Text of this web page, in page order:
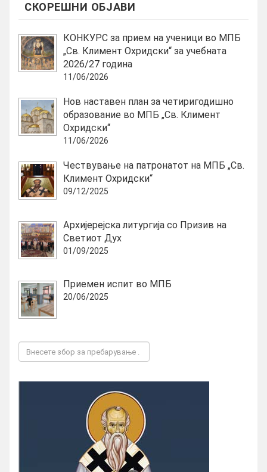
СКОРЕШНИ ОБЈАВИ
КОНКУРС за прием на ученици во МПБ
„Св. Климент Охридски“ за учебната
2026/27 година
11/06/2026
Нов наставен план за четиригодишно
образование во МПБ „Св. Климент
Охридски“
11/06/2026
Чествување на патронатот на МПБ „Св.
Климент Охридски“
09/12/2025
Архијерејска литургија со Призив на
Светиот Дух
01/09/2025
Приемен испит во МПБ
20/06/2025